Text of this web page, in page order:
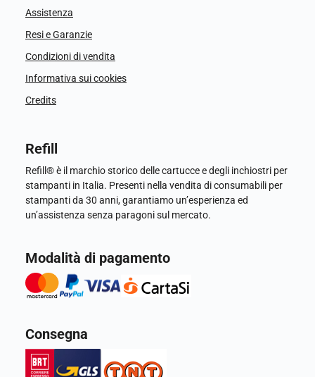
Assistenza
Resi e Garanzie
Condizioni di vendita
Informativa sui cookies
Credits
Refill
Refill® è il marchio storico delle cartucce e degli inchiostri per
stampanti in Italia. Presenti nella vendita di consumabili per
stampanti da 30 anni, garantiamo un’esperienza ed
un’assistenza senza paragoni sul mercato.
Modalità di pagamento
Consegna